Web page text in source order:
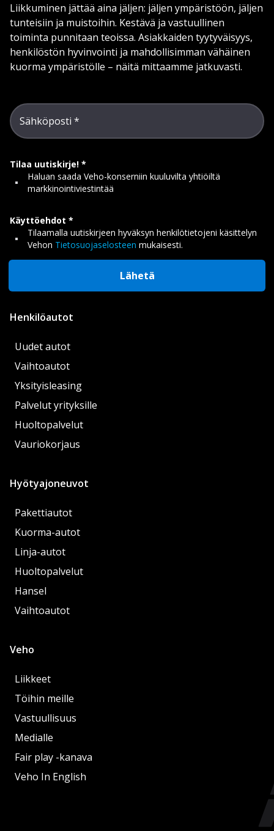
Liikkuminen jättää aina jäljen: jäljen ympäristöön, jäljen
tunteisiin ja muistoihin. Kestävä ja vastuullinen
toiminta punnitaan teoissa. Asiakkaiden tyytyväisyys,
henkilöstön hyvinvointi ja mahdollisimman vähäinen
kuorma ympäristölle – näitä mittaamme jatkuvasti.
Sähköposti
Tilaa uutiskirje!
Haluan saada Veho-konserniin kuuluvilta yhtiöiltä
markkinointiviestintää
Käyttöehdot
Tilaamalla uutiskirjeen hyväksyn henkilötietojeni käsittelyn
Vehon Tietosuojaselosteen mukaisesti.
Lähetä
Henkilöautot
Uudet autot
Vaihtoautot
Yksityisleasing
Palvelut yrityksille
Huoltopalvelut
Vauriokorjaus
Hyötyajoneuvot
Pakettiautot
Kuorma-autot
Linja-autot
Huoltopalvelut
Hansel
Vaihtoautot
Veho
Liikkeet
Töihin meille
Vastuullisuus
Medialle
Fair play -kanava
Veho In English